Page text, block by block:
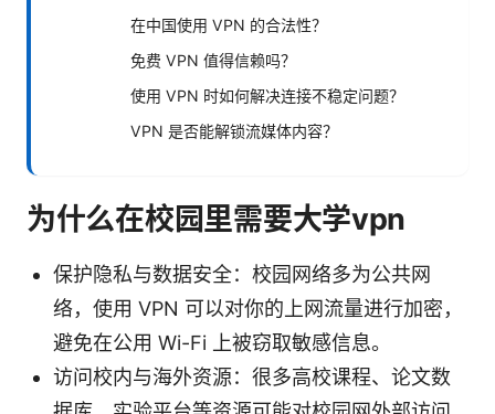
在中国使用 VPN 的合法性？
免费 VPN 值得信赖吗？
使用 VPN 时如何解决连接不稳定问题？
VPN 是否能解锁流媒体内容？
为什么在校园里需要大学vpn
保护隐私与数据安全：校园网络多为公共网
络，使用 VPN 可以对你的上网流量进行加密，
避免在公用 Wi-Fi 上被窃取敏感信息。
访问校内与海外资源：很多高校课程、论文数